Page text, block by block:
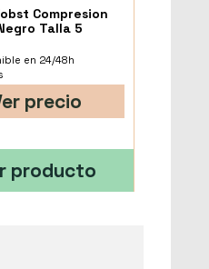
Compresion
Talla 5
en 24/48h
precio
producto